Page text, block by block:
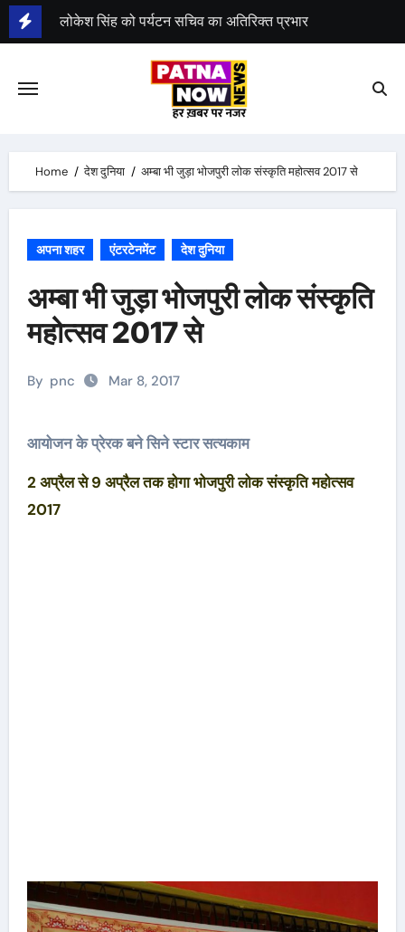
Skip
to
शीर्षत कपिल को पुलनिर्माण निगम अध्यक्ष का अतिरिक्त प्रभार
दो IAS अधिकारी इधर से उधर
Home देश दुनिया अम्बा भी जुड़ा भोजपुरी लोक संस्कृति महोत्सव 2017 से
अपना शहर एंटरटेनमेंट देश दुनिया
अम्बा भी जुड़ा भोजपुरी लोक संस्कृति
महोत्सव 2017 से
By pnc Mar 8, 2017
आयोजन के प्रेरक बने सिने स्टार सत्यकाम
2 अप्रैल से 9 अप्रैल तक होगा भोजपुरी लोक संस्कृति महोत्सव
2017